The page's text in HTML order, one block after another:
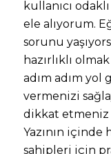
kullanıcı
ele alıyorum.
sorunu
hazırlıklı
adım adım yol
vermenizi
dikkat etmeniz
Yazının içinde
sahipleri için